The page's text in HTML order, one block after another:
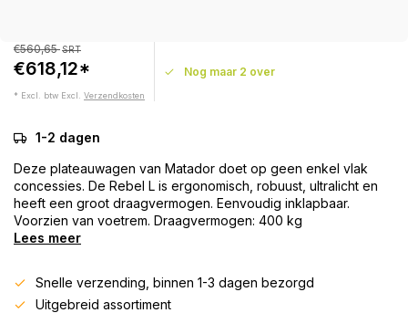
€560,65SRT
€618,12*
* Excl. btw Excl. Verzendkosten
Nog maar 2 over
1-2 dagen
Deze plateauwagen van Matador doet op geen enkel vlak
concessies. De Rebel L is ergonomisch, robuust, ultralicht en
heeft een groot draagvermogen. Eenvoudig inklapbaar.
Voorzien van voetrem. Draagvermogen: 400 kg
Lees meer
Snelle verzending, binnen 1-3 dagen bezorgd
Uitgebreid assortiment